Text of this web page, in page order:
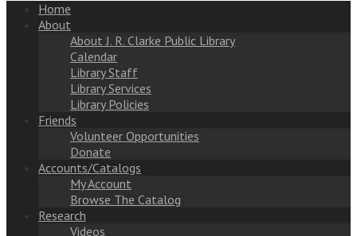
Home
About
About J. R. Clarke Public Library
Calendar
Library Staff
Library Services
Library Policies
Friends
Volunteer Opportunities
Donate
Accounts/Catalogs
My Account
Browse The Catalog
Research
Videos